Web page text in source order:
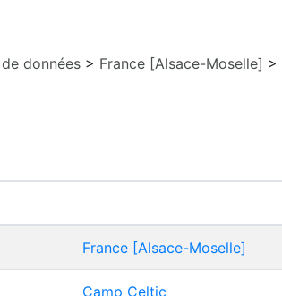
de données > France [Alsace-Moselle] >
France [Alsace-Moselle]
Camp Celtic